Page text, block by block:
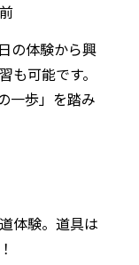
の体験から興
も可能です。
一歩」を踏み
体験。道具は